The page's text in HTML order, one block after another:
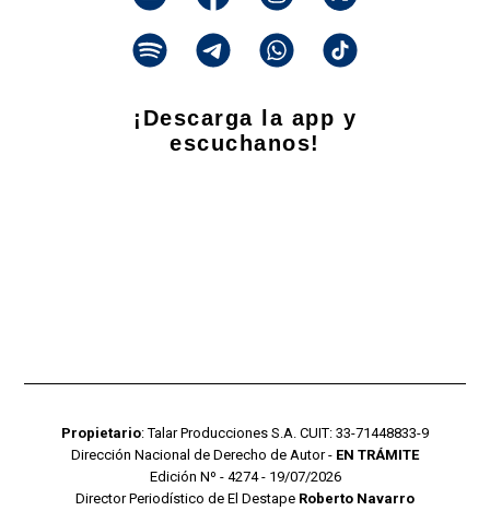
¡Descarga la app y
escuchanos!
Propietario: Talar Producciones S.A. CUIT: 33-71448833-9
Dirección Nacional de Derecho de Autor - EN TRÁMITE
Edición Nº - 4274 - 19/07/2026
Director Periodístico de El Destape Roberto Navarro